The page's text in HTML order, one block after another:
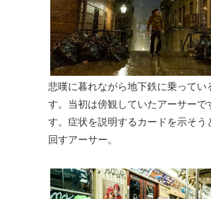
悲嘆に暮れながら地下鉄に乗って
す。当初は傍観していたアーサー
す。症状を説明するカードを示そ
回すアーサー。